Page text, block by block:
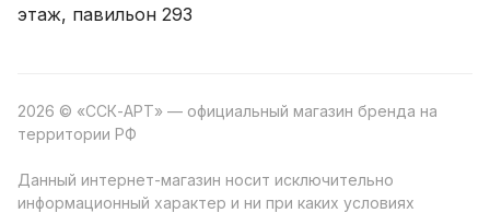
этаж, павильон 293
2026 © «ССК-АРТ» — официальный магазин бренда на
территории РФ
Данный интернет-магазин носит исключительно
информационный характер и ни при каких условиях